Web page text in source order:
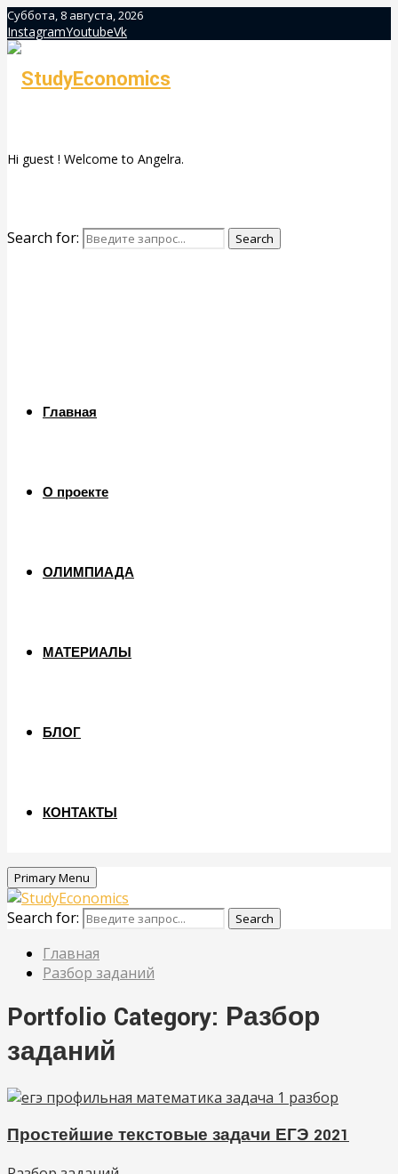
Суббота, 8 августа, 2026
InstagramYoutubeVk
Hi guest ! Welcome to Angelra.
Search for: Search
Главная
О проекте
ОЛИМПИАДА
МАТЕРИАЛЫ
БЛОГ
КОНТАКТЫ
Primary Menu
Search for: Search
Главная
Разбор заданий
Portfolio Category: Разбор
заданий
Простейшие текстовые задачи ЕГЭ 2021